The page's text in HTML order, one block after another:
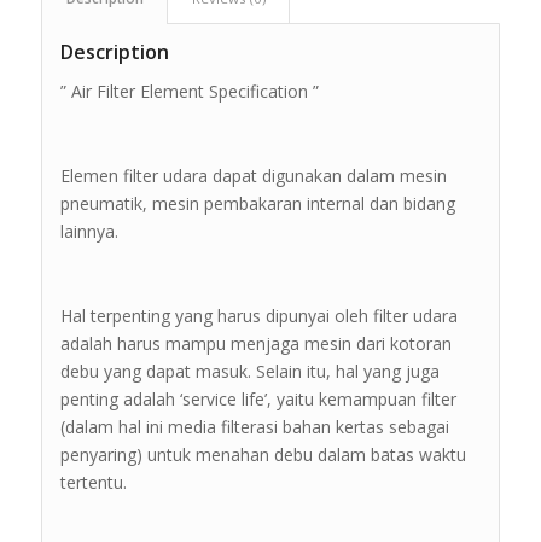
Description
” Air Filter Element Specification ”
Elemen filter udara dapat digunakan dalam mesin
pneumatik, mesin pembakaran internal dan bidang
lainnya.
Hal terpenting yang harus dipunyai oleh filter udara
adalah harus mampu menjaga mesin dari kotoran
debu yang dapat masuk. Selain itu, hal yang juga
penting adalah ‘service life’, yaitu kemampuan filter
(dalam hal ini media filterasi bahan kertas sebagai
penyaring) untuk menahan debu dalam batas waktu
tertentu.